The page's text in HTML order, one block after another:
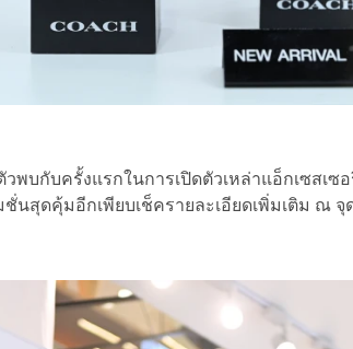
พบกับครั้งแรกในการเปิดตัวเหล่าแอ็กเซสเซ
นสุดคุ้มอีกเพียบเช็ครายละเอียดเพิ่มเติม ณ จุ